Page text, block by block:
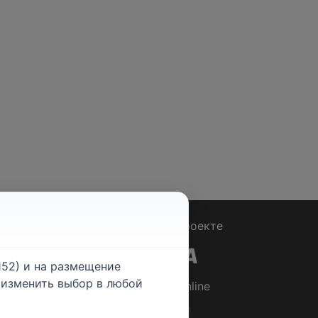
О проекте
© 2026Rabotniki.online
и на размещение
выбор в любой